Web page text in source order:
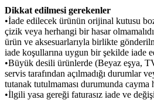
Dikkat edilmesi gerekenler
•İade edilecek ürünün orijinal kutusu
çizik veya herhangi bir hasar
ürün ve aksesuarlarıyla birlikte
iade koşullarına uygun bir şekilde iade
•Büyük desili ürünlerde (Beyaz eşya,
servis tarafından açılmadığı durumlar
tutanak tutulmaması durumunda cayma
•İlgili yasa gereği faturasız iade ve